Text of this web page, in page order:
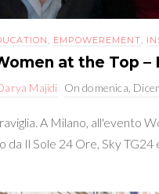
EMPOWEREMENT
at the Top –
Majidi Ondomenica,
A Milano, all'evento
da Il Sole 24 Ore, Sky TG24